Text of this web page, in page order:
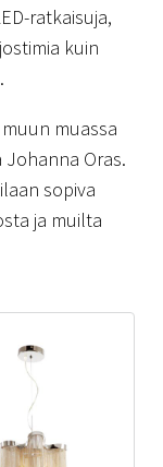
ratkaisuja,
kuin
muassa
Johanna Oras.
sopiva
ja muilta